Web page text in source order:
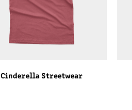
Cinderella Streetwear